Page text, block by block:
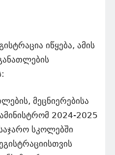
იწყება, ამის
მეცნიერებისა
2024-2025
სკოლებში